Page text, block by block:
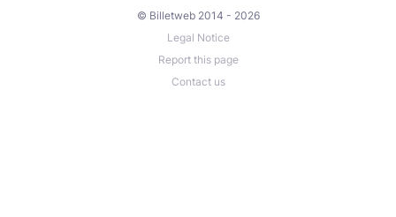
© Billetweb 2014 - 2026
Legal Notice
Report this page
Contact us